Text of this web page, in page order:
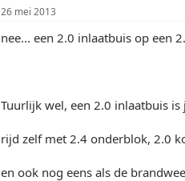
26 mei 2013
nee... een 2.0 inlaatbuis op een
Tuurlijk wel, een 2.0 inlaatbuis
rijd zelf met 2.4 onderblok, 2.0
en ook nog eens als de